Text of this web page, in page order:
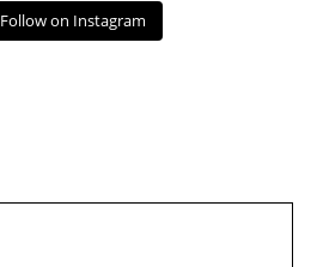
Follow on Instagram